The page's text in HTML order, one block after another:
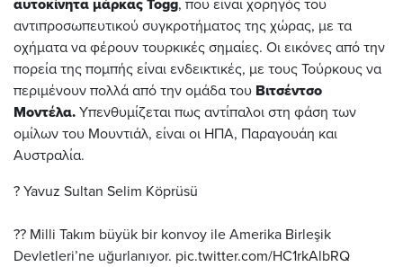
αυτοκίνητα μάρκας Togg, που είναι χορηγός του
αντιπροσωπευτικού συγκροτήματος της χώρας, με τα
οχήματα να φέρουν τουρκικές σημαίες. Οι εικόνες από την
πορεία της πομπής είναι ενδεικτικές, με τους Τούρκους να
περιμένουν πολλά από την ομάδα του Βιτσέντσο
Μοντέλα. Υπενθυμίζεται πως αντίπαλοι στη φάση των
ομίλων του Μουντιάλ, είναι οι ΗΠΑ, Παραγουάη και
Αυστραλία.
? Yavuz Sultan Selim Köprüsü
?? Milli Takım büyük bir konvoy ile Amerika Birleşik
Devletleri’ne uğurlanıyor. pic.twitter.com/HC1rkAlbRQ